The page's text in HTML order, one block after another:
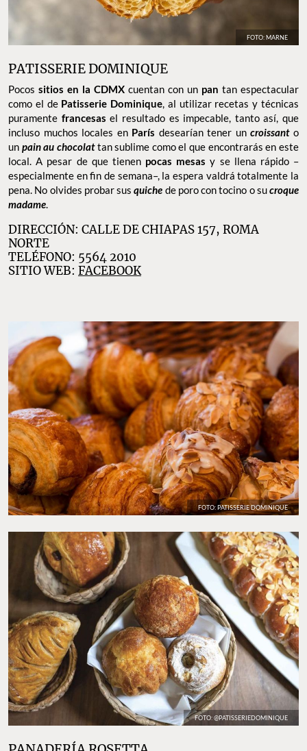
FOTO: MARNE
PATISSERIE DOMINIQUE
Pocos sitios en la CDMX cuentan con un pan tan espectacular
como el de Patisserie Dominique, al utilizar recetas y técnicas
puramente francesas el resultado es impecable, tanto así, que
incluso muchos locales en París desearían tener uncroissanto
un pain au chocolat tan sublime como el que encontrarás en este
local. A pesar de que tienen pocas mesasy se llena rápido –
especialmente en fin de semana–, la espera valdrá totalmente la
pena. No olvides probar susquiche de poro con tocino o sucroque
madame.
DIRECCIÓN: CALLE DE CHIAPAS 157, ROMA
NORTE
TELÉFONO: 5564 2010
SITIO WEB: FACEBOOK
FOTO: PATISSERIE DOMINIQUE
FOTO: @PATISSERIEDOMINIQUE